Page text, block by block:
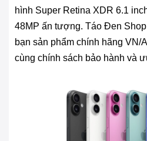
hình Super Retina XDR 6.1
48MP ấn tượng. Táo Đen
bạn sản phẩm chính hãng VN/
cùng chính sách bảo hành và